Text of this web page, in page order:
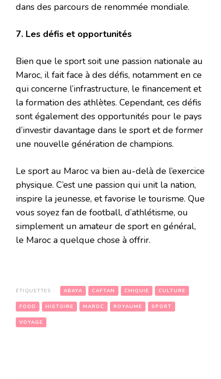
dans des parcours de renommée mondiale.
7. Les défis et opportunités
Bien que le sport soit une passion nationale au
Maroc, il fait face à des défis, notamment en ce
qui concerne l’infrastructure, le financement et
la formation des athlètes. Cependant, ces défis
sont également des opportunités pour le pays
d’investir davantage dans le sport et de former
une nouvelle génération de champions.
Le sport au Maroc va bien au-delà de l’exercice
physique. C’est une passion qui unit la nation,
inspire la jeunesse, et favorise le tourisme. Que
vous soyez fan de football, d’athlétisme, ou
simplement un amateur de sport en général,
le Maroc a quelque chose à offrir.
ÉTIQUETTES : ABAYA CAFTAN CHIQUIE CULTURE
FOOD HISTOIRE MAROC ROYAUME SPORT
VOYAGE